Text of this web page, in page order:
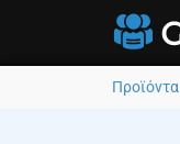
Προϊόντα